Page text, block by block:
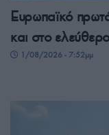
Ευρωπαϊκό
και στο
1/08/2026 - 7:52μμ